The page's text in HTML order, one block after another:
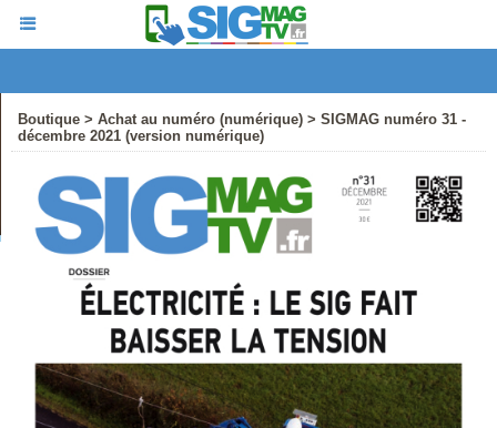
Boutique > Achat au numéro (numérique) > SIGMAG numéro 31 -
décembre 2021 (version numérique)